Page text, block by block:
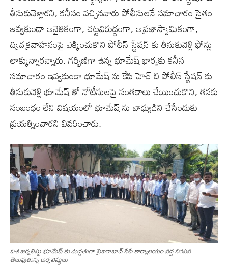
తీసుకువెళ్లారని, కనీసం వచ్చినవారు పోలీసులనే సమాచారం సైతం
ఇవ్వకుండా అనైతికంగా, చట్టవిరుద్ధంగా, అప్రజాస్వామికంగా,
ద్విచక్రవాహనంపై ఎక్కించుకొని పోలీస్ స్టేషన్ కు తీసుకువెళ్లి ఫోన్లు
లాక్కున్నారన్నారు. గర్భిణిగా ఉన్న భూమేష్ భార్యకు కనీస
సమాచారం ఇవ్వకుండా భూమేష్ ను కేపి హెచ్ బి పోలీస్ స్టేషన్ కు
తీసుకువెళ్లి భూమేష్ తో నోటీసులపై సంతకాలు చేయించుకొని, తనకు
సంబంధం లేని విషయంలో భూమేష్ ను బాధ్యుడిని చేసేందుకు
ప్రయత్నించారని వివరించారు.
దిశ జర్నలిస్టు భూమేష్ కు మద్దతుగా సైబరాబాద్ సీపీ కార్యాలయం వద్ద నిరసన
తెలుపుతున్న జర్నలిస్టులు